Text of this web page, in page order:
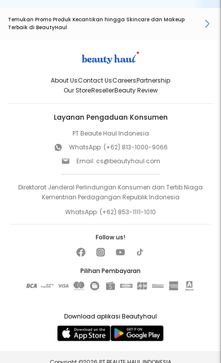
Temukan Promo Produk Kecantikan hingga Skincare dan Makeup
Terbaik di BeautyHaul
About UsContact UsCareersPartnership
Our StoreResellerBeauty Review
Layanan Pengaduan Konsumen
PT Beaute Haul Indonesia
WhatsApp: (+62) 813-1000-9066
Email: cs@beautyhaul.com
Direktorat Jenderal Perlindungan Konsumen dan Tertib Niaga
Kementrian Perdagangan Republik Indonesia
WhatsApp: (+62) 853-1111-1010
Pilihan Pembayaran
Follow us!
Download aplikasi Beautyhaul